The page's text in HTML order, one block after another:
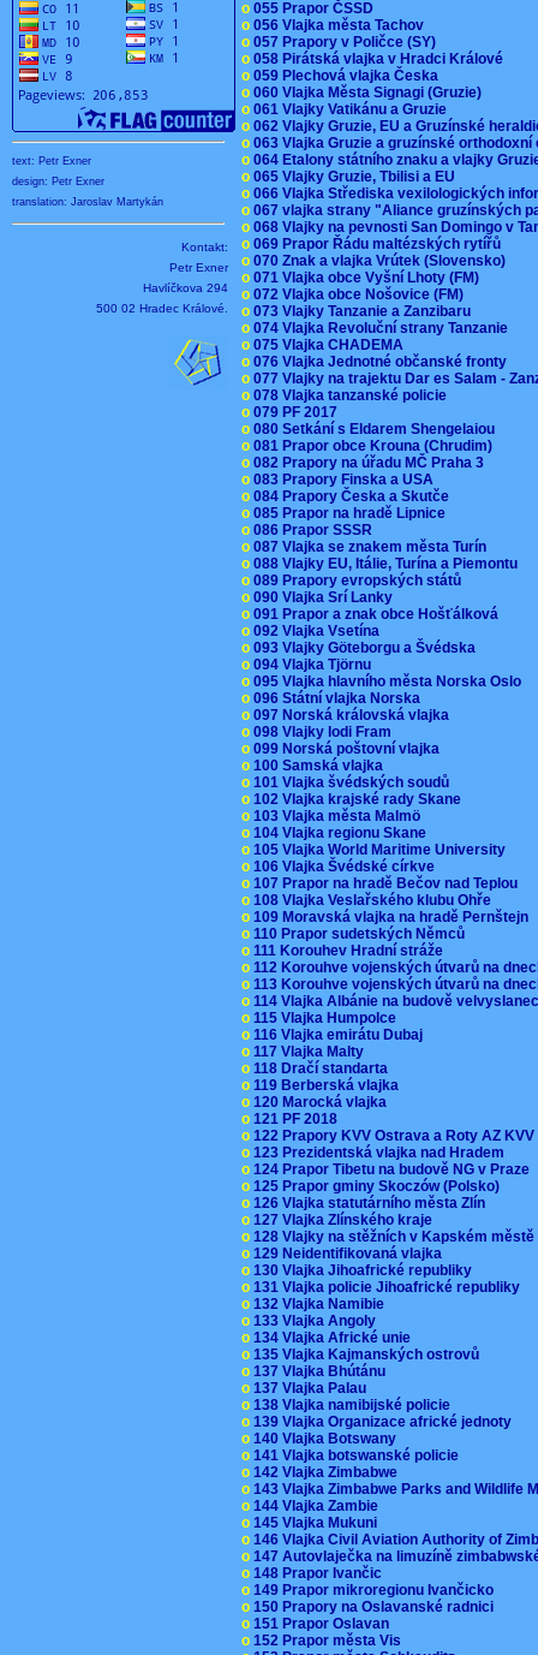
text: Petr Exner
design: Petr Exner
translation: Jaroslav Martykán
Kontakt:
Petr Exner
Havlíčkova 294
500 02 Hradec Králové.
o 055 Prapor ČSSD
o 056 Vlajka města Tachov
o 057 Prapory v Poličce (SY)
o 058 Pirátská vlajka v Hradci Králové
o 059 Plechová vlajka Česka
o 060 Vlajka Města Signagi (Gruzie)
o 061 Vlajky Vatikánu a Gruzie
o 062 Vlajky Gruzie, EU a Gruzínské
o 063 Vlajka Gruzie a gruzínské
o 064 Etalony státního znaku a vlajky
o 065 Vlajky Gruzie, Tbilisi a EU
o 066 Vlajka Střediska vexilologických
o 067 vlajka strany "Aliance gruzínských
o 068 Vlajky na pevnosti San Domingo v
o 069 Prapor Řádu maltézských rytířů
o 070 Znak a vlajka Vrútek (Slovensko)
o 071 Vlajka obce Vyšní Lhoty (FM)
o 072 Vlajka obce Nošovice (FM)
o 073 Vlajky Tanzanie a Zanzibaru
o 074 Vlajka Revoluční strany Tanzanie
o 075 Vlajka CHADEMA
o 076 Vlajka Jednotné občanské fronty
o 077 Vlajky na trajektu Dar es Salam -
o 078 Vlajka tanzanské policie
o 079 PF 2017
o 080 Setkání s Eldarem Shengelaiou
o 081 Prapor obce Krouna (Chrudim)
o 082 Prapory na úřadu MČ Praha 3
o 083 Prapory Finska a USA
o 084 Prapory Česka a Skutče
o 085 Prapor na hradě Lipnice
o 086 Prapor SSSR
o 087 Vlajka se znakem města Turín
o 088 Vlajky EU, Itálie, Turína a Piemontu
o 089 Prapory evropských států
o 090 Vlajka Srí Lanky
o 091 Prapor a znak obce Hošťálková
o 092 Vlajka Vsetína
o 093 Vlajky Göteborgu a Švédska
o 094 Vlajka Tjörnu
o 095 Vlajka hlavního města Norska Oslo
o 096 Státní vlajka Norska
o 097 Norská královská vlajka
o 098 Vlajky lodi Fram
o 099 Norská poštovní vlajka
o 100 Samská vlajka
o 101 Vlajka švédských soudů
o 102 Vlajka krajské rady Skane
o 103 Vlajka města Malmö
o 104 Vlajka regionu Skane
o 105 Vlajka World Maritime University
o 106 Vlajka Švédské církve
o 107 Prapor na hradě Bečov nad Teplou
o 108 Vlajka Veslařského klubu Ohře
o 109 Moravská vlajka na hradě Pernštejn
o 110 Prapor sudetských Němců
o 111 Korouhev Hradní stráže
o 112 Korouhve vojenských útvarů na
o 113 Korouhve vojenských útvarů na
o 114 Vlajka Albánie na budově
o 115 Vlajka Humpolce
o 116 Vlajka emirátu Dubaj
o 117 Vlajka Malty
o 118 Dračí standarta
o 119 Berberská vlajka
o 120 Marocká vlajka
o 121 PF 2018
o 122 Prapory KVV Ostrava a Roty AZ
o 123 Prezidentská vlajka nad Hradem
o 124 Prapor Tibetu na budově NG v Praze
o 125 Prapor gminy Skoczów (Polsko)
o 126 Vlajka statutárního města Zlín
o 127 Vlajka Zlínského kraje
o 128 Vlajky na stěžních v Kapském
o 129 Neidentifikovaná vlajka
o 130 Vlajka Jihoafrické republiky
o 131 Vlajka policie Jihoafrické republiky
o 132 Vlajka Namibie
o 133 Vlajka Angoly
o 134 Vlajka Africké unie
o 135 Vlajka Kajmanských ostrovů
o 137 Vlajka Bhútánu
o 137 Vlajka Palau
o 138 Vlajka namibijské policie
o 139 Vlajka Organizace africké jednoty
o 140 Vlajka Botswany
o 141 Vlajka botswanské policie
o 142 Vlajka Zimbabwe
o 143 Vlajka Zimbabwe Parks and Wildlife
o 144 Vlajka Zambie
o 145 Vlajka Mukuni
o 146 Vlajka Civil Aviation Authority of
o 147 Autovlaječka na limuzíně
o 148 Prapor Ivančic
o 149 Prapor mikroregionu Ivančicko
o 150 Prapory na Oslavanské radnici
o 151 Prapor Oslavan
o 152 Prapor města Vis